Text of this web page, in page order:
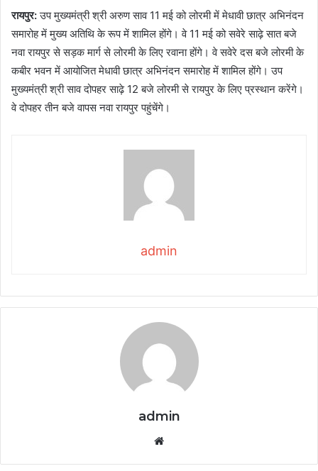
रायपुर:उप मुख्यमंत्री श्री अरुण साव 11 मई को लोरमी में मेधावी छात्र अभिनंदन
समारोह में मुख्य अतिथि के रूप में शामिल होंगे। वे 11 मई को सवेरे साढ़े सात बजे
नवा रायपुर से सड़क मार्ग से लोरमी के लिए रवाना होंगे। वे सवेरे दस बजे लोरमी के
कबीर भवन में आयोजित मेधावी छात्र अभिनंदन समारोह में शामिल होंगे। उप
मुख्यमंत्री श्री साव दोपहर साढ़े 12 बजे लोरमी से रायपुर के लिए प्रस्थान करेंगे।
वे दोपहर तीन बजे वापस नवा रायपुर पहुंचेंगे।
admin
admin